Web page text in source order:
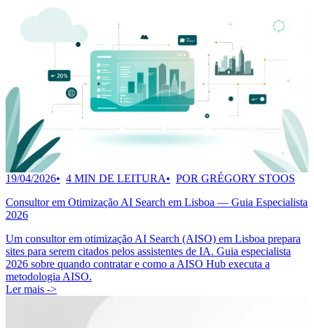
19/04/2026 4 MIN DE LEITURA
POR GRÉGORY STOOS
Consultor em Otimização AI Search em Lisboa — Guia Especialista
2026
Um consultor em otimização AI Search (AISO) em Lisboa prepara
sites para serem citados pelos assistentes de IA. Guia especialista
2026 sobre quando contratar e como a AISO Hub executa a
metodologia AISO.
Ler mais ->